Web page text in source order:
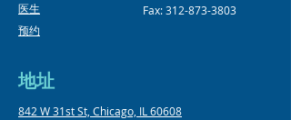
医生
预约
Fax:312-873-3803
地址
842 W 31st St, Chicago, IL 60608